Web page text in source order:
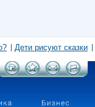
Дети рисуют сказки